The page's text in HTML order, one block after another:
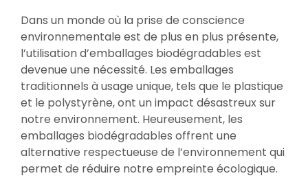
Dans un monde où la prise de conscience
environnementale est de plus en plus présente,
l’utilisation d’emballages biodégradables est
devenue une nécessité. Les emballages
traditionnels à usage unique, tels que le plastique
et le polystyrène, ont un impact désastreux sur
notre environnement. Heureusement, les
emballages biodégradables offrent une
alternative respectueuse de l’environnement qui
permet de réduire notre empreinte écologique.